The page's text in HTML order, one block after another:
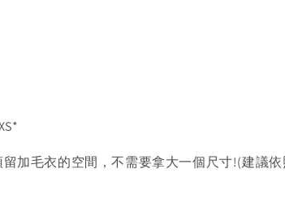
加毛衣的空間，不需要拿大一個尺寸!(建議